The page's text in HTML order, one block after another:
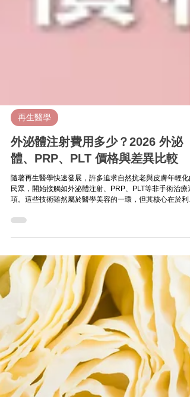
再生醫學
外泌體注射費用多少？2026 外泌
體、PRP、PLT 價格與差異比較
隨著再生醫學快速發展，許多追求自然抗老與皮膚年輕化
項。這些技術雖然屬於醫學美容的一環，但其核心在於利
PRP三者到底有什麼差異？價格又該如何評估？以下由整
美容外科陳建鼎醫師解析，再生醫療的應用現況與費用參
考，幫助你做出合適的選擇。